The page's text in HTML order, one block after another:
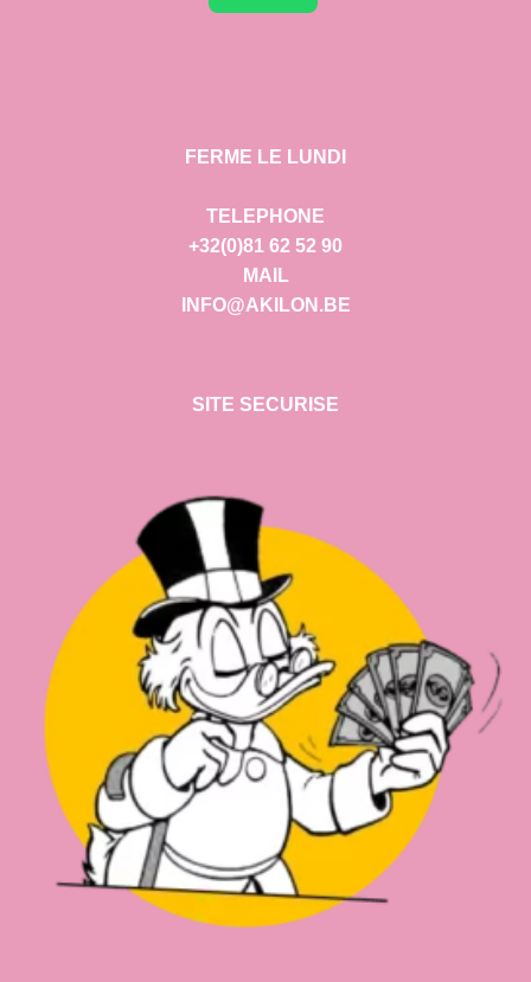
FERME LE LUNDI
TELEPHONE
+32(0)81 62 52 90
MAIL
INFO@AKILON.BE
SITE SECURISE